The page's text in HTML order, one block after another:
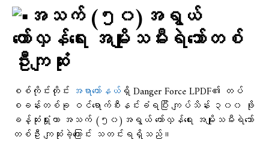
အသက် (၅၀)အရွယ်
တော်လှန်ရေး အမျိုးသမီးရဲဘော်တစ်
ဦးကျဆုံး
စစ်ကိုင်းတိုင်း အရာတော်နယ် ရှိ Danger Force LPDF၏ တပ်
စခန်းတစ်ခု ဝင်ရောက်စီးနင်းခံရပြီး ကျပ်သိန်း ၃၀၀ ဖိုး
ခန့်ဆုံးရှုံးကာ အသက် (၅၀)အရွယ် တော်လှန်ရေး အမျိုးသမီးရဲဘော်
တစ်ဦး ကျဆုံးခဲ့ကြောင်း သတင်းရရှိသည်။